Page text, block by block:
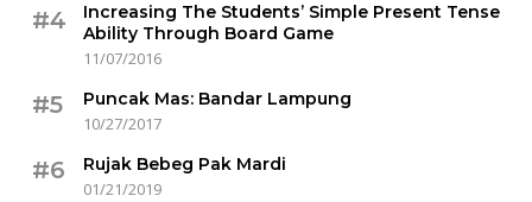
#4
Increasing The Students’ Simple Present Tense
Ability Through Board Game
11/07/2016
#5
Puncak Mas: Bandar Lampung
10/27/2017
#6
Rujak Bebeg Pak Mardi
01/21/2019